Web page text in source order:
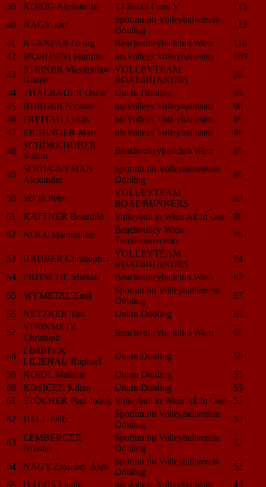
39
KÖNIG Alessandro TJ Sokol I und V
115
40
NAGY Joel
Sportunion Volleyballverein
Döbling
112
41
KLANFAR Georg Beachvolleyballclub Wien
110
42
MOROSINI Martino hotVolleys Volleyballteam
109
43
STEINER Maximilian
Günter
VOLLEYTEAM
ROADRUNNERS
98
44
THALBAUER Oscar Union Döbling
95
45
BURGER Nicolas hotVolleys Volleyballteam
90
46
FREITAG Lukas hotVolleys Volleyballteam
89
47
EICHINGER Marc hotVolleys Volleyballteam
86
48
SCHÖRKHUBER
Simon
Beachvolleyballclub Wien 85
49
SODJA-NYMAN
Alexander
Sportunion Volleyballverein
Döbling
85
50 WEIß Peter
VOLLEYTEAM
ROADRUNNERS
83
51
KATTNER Benedikt Volleyball in Wien All In One
80
52
NOLL Maximilian
Beachvolley Wien
Trendsportverein
79
53 GRUBER Christopher
VOLLEYTEAM
ROADRUNNERS
74
54
FRITSCHE Markus Beachvolleyballclub Wien
67
55
WYMETAL Emil
Sportunion Volleyballverein
Döbling
67
56
NETZKER Tim Union Döbling
65
57
STEINMETZ
Christoph
Beachvolleyballclub Wien 65
58
LIMBECK-
LILIENAU Raphael
Union Döbling
58
59
KOIDL Mathias Union Döbling
55
60
KOSICEK Kilian Union Döbling
55
61
STÖCHER Paul Jodok Volleyball in Wien All In One
55
62
HELL Felix
Sportunion Volleyballverein
Döbling
53
63
LEMBERGER
Nikolas
Sportunion Volleyballverein
Döbling
52
64 NAGY Zsombor Ákos
Sportunion Volleyballverein
Döbling
52
65
DIONIS Lamin hotVolleys Volleyballteam 47